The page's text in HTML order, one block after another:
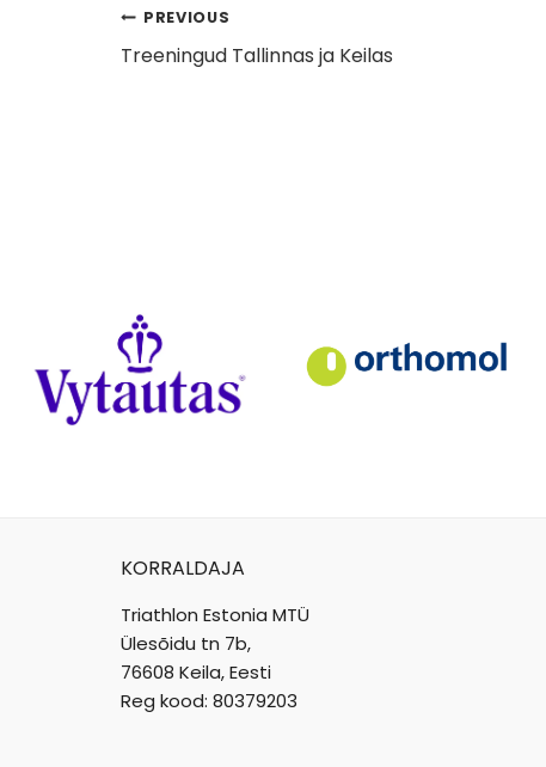
Navigeerimine
PREVIOUS
Treeningud Tallinnas ja Keilas
KORRALDAJA
Triathlon Estonia MTÜ
Ülesõidu tn 7b,
76608 Keila, Eesti
Reg kood: 80379203